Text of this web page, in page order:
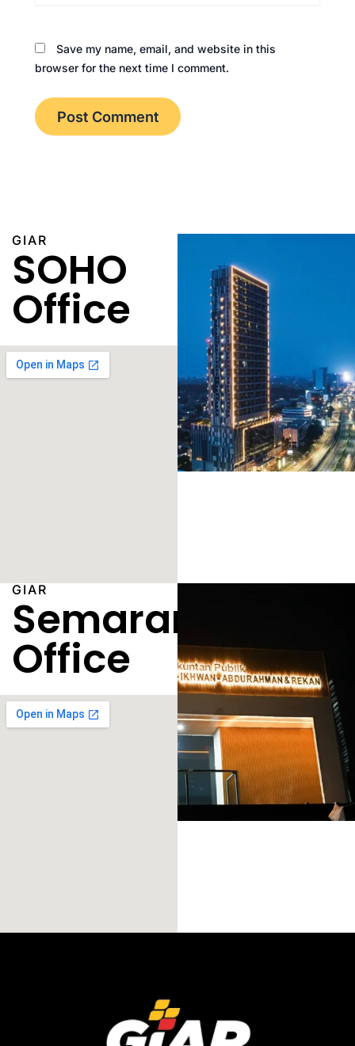
Save my name, email, and website in this
browser for the next time I comment.
GIAR
SOHO
Office
GIAR
Semarang
Office